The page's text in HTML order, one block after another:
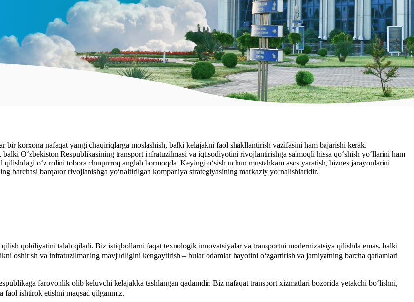
bir korxona nafaqat yangi chaqiriqlarga moslashish, balki kelajakni faol shakllantirish vazifasini ham bajarishi kerak.
O‘zbekiston Respublikasining transport infratuzilmasi va iqtisodiyotini rivojlantirishga salmoqli hissa qo‘shish yo‘llarini ham
o‘z rolini tobora chuqurroq anglab bormoqda. Keyingi o‘sish uchun mustahkam asos yaratish, biznes jarayonlarini
barchasi barqaror rivojlanishga yo‘naltirilgan kompaniya strategiyasining markaziy yo‘nalishlaridir.
qobiliyatini talab qiladi. Biz istiqbollarni faqat texnologik innovatsiyalar va transportni modernizatsiya qilishda emas, balki
oshirish va infratuzilmaning mavjudligini kengaytirish – bular odamlar hayotini o‘zgartirish va jamiyatning barcha qatlamlari
farovonlik olib keluvchi kelajakka tashlangan qadamdir. Biz nafaqat transport xizmatlari bozorida yetakchi bo‘lishni,
ishtirok etishni maqsad qilganmiz.